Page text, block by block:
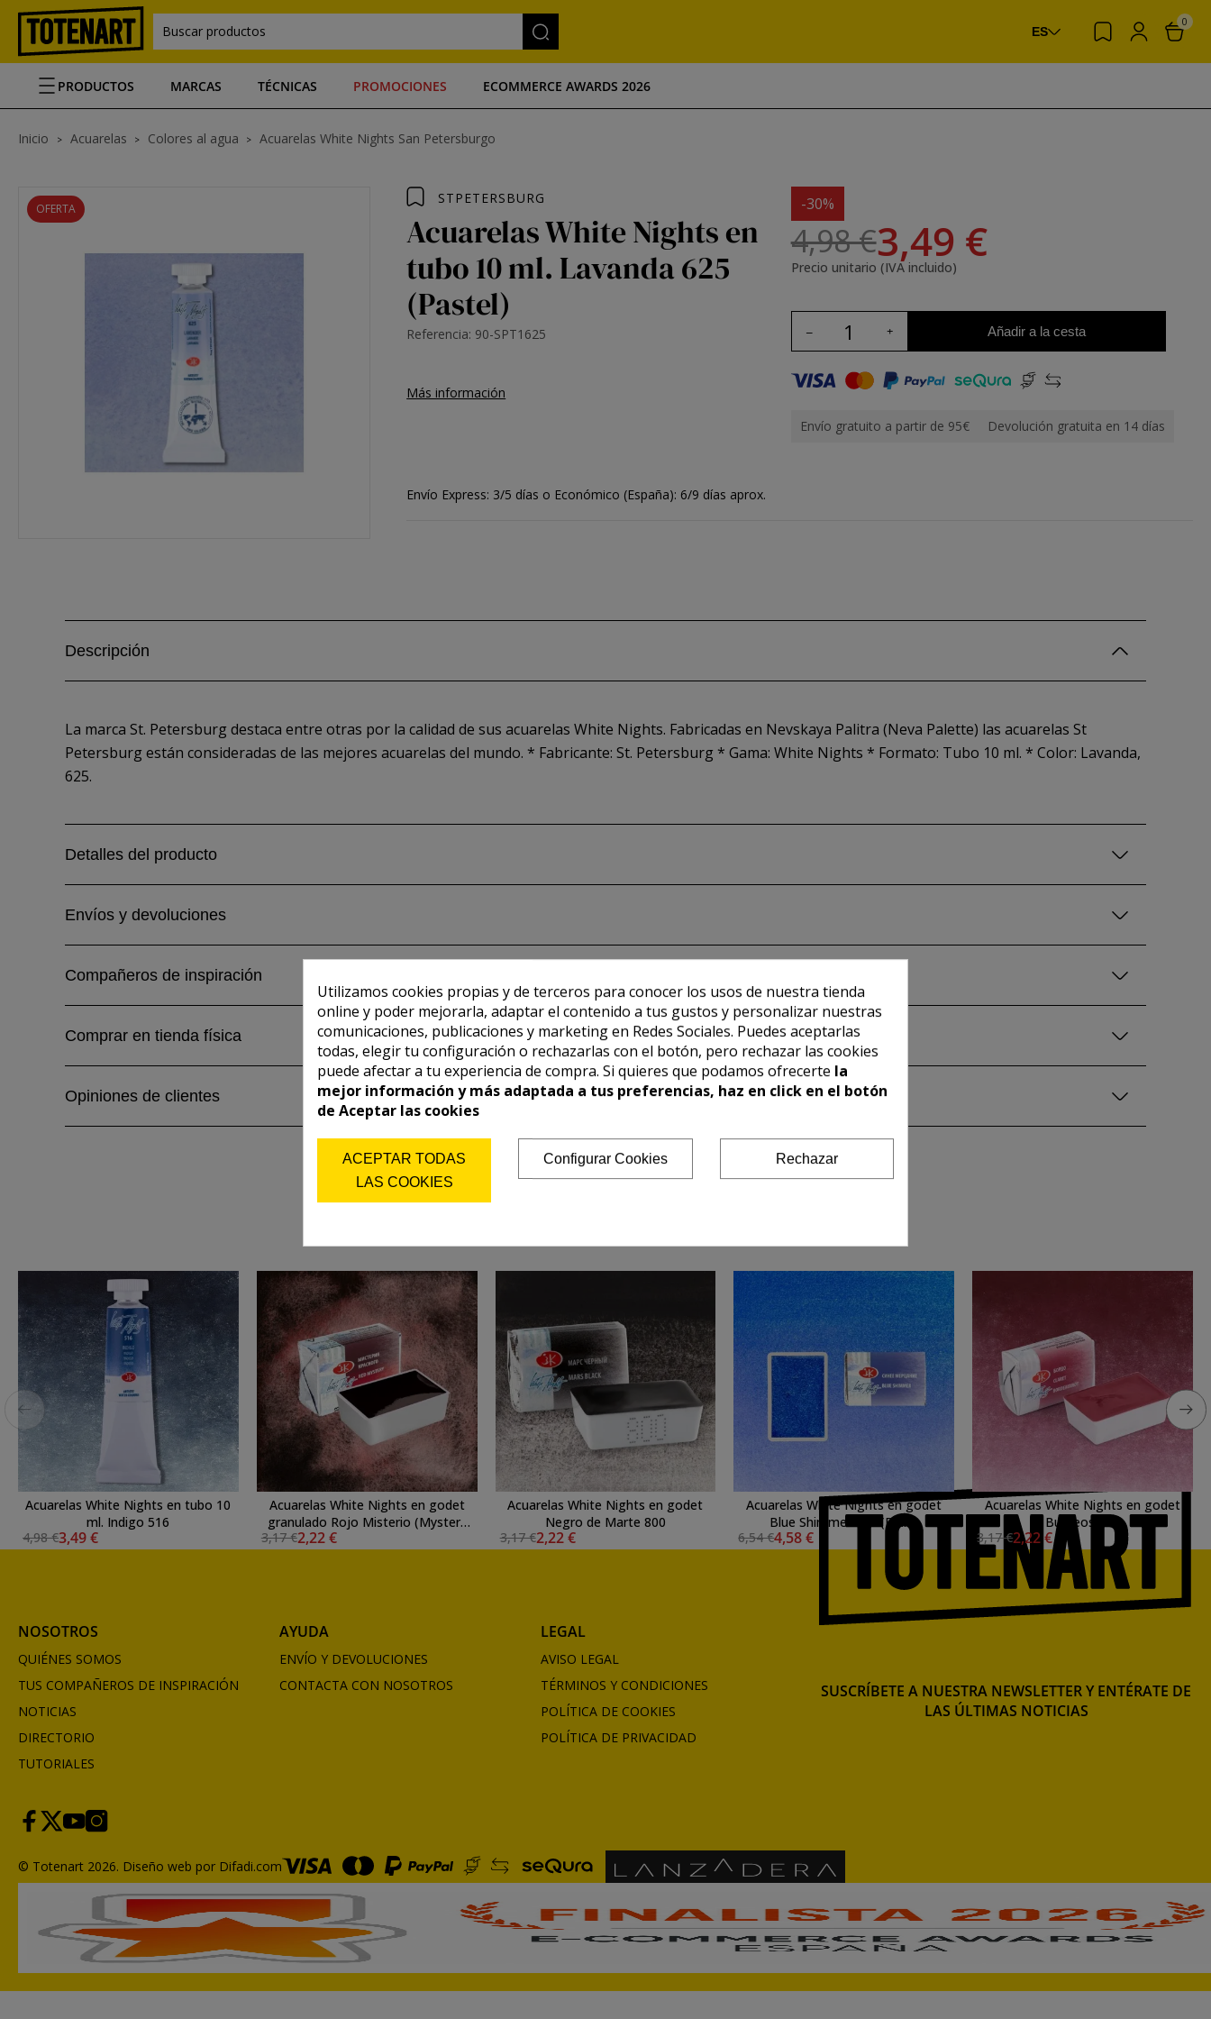
Buscar productos ES
0
PRODUCTOS MARCAS TÉCNICAS PROMOCIONES ECOMMERCE AWARDS 2026
Inicio Acuarelas Colores al agua Acuarelas White Nights San Petersburgo
OFERTA
STPETERSBURG
Acuarelas White Nights en
tubo 10 ml. Lavanda 625
(Pastel)
Referencia: 90-SPT1625
Más información
-30%
4,98 €3,49 €
Precio unitario (IVA incluido)
Añadir a la cesta
Envío gratuito a partir de 95€ Devolución gratuita en 14 días
Envío Express: 3/5 días o Económico (España): 6/9 días aprox.
Descripción
La marca St. Petersburg destaca entre otras por la calidad de sus acuarelas White Nights. Fabricadas en Nevskaya Palitra (Neva Palette) las acuarelas St
Petersburg están consideradas de las mejores acuarelas del mundo. * Fabricante: St. Petersburg * Gama: White Nights * Formato: Tubo 10 ml. * Color: Lavanda,
625.
Detalles del producto
Envíos y devoluciones
Compañeros de inspiración
Comprar en tienda física
Opiniones de clientes
También te puede interesar
Acuarelas White Nights en tubo 10
ml. Indigo 516
4,98 €3,49 €
Acuarelas White Nights en godet
granulado Rojo Misterio (Mystery
of Red) 3003
3,17 €2,22 €
Acuarelas White Nights en godet
Negro de Marte 800
3,17 €2,22 €
Acuarelas White Nights en godet
Blue Shimmer 989 (Brillo)
6,54 €4,58 €
Acuarelas White Nights en godet
Burdeos 325
3,17 €2,22 €
NOSOTROS
QUIÉNES SOMOS
TUS COMPAÑEROS DE INSPIRACIÓN
NOTICIAS
DIRECTORIO
TUTORIALES
AYUDA
ENVÍO Y DEVOLUCIONES
CONTACTA CON NOSOTROS
LEGAL
AVISO LEGAL
TÉRMINOS Y CONDICIONES
POLÍTICA DE COOKIES
POLÍTICA DE PRIVACIDAD
SUSCRÍBETE A NUESTRA NEWSLETTER Y ENTÉRATE DE
LAS ÚLTIMAS NOTICIAS
© Totenart 2026. Diseño web por Difadi.com
Utilizamos cookies propias y de terceros para conocer los usos de nuestra tienda
online y poder mejorarla, adaptar el contenido a tus gustos y personalizar nuestras
comunicaciones, publicaciones y marketing en Redes Sociales. Puedes aceptarlas
todas, elegir tu configuración o rechazarlas con el botón, pero rechazar las cookies
puede afectar a tu experiencia de compra. Si quieres que podamos ofrecerte la
mejor información y más adaptada a tus preferencias, haz en click en el botón
de Aceptar las cookies
ACEPTAR TODAS
LAS COOKIES
Configurar Cookies Rechazar